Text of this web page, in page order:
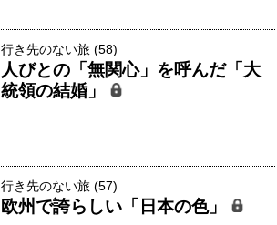
行き先のない旅 (58)
人びとの「無関心」を呼んだ「大
統領の結婚」
行き先のない旅 (57)
欧州で誇らしい「日本の色」